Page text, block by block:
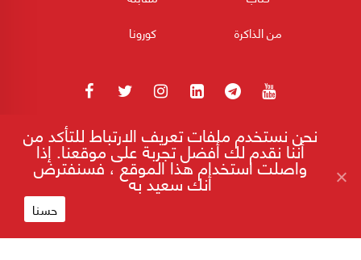
من الذاكرة
كورونا
180POST جميع الحقوق محفوظة 2026
نحن نستخدم ملفات تعريف الارتباط للتأكد من
أننا نقدم لك أفضل تجربة على موقعنا. إذا
واصلت استخدام هذا الموقع ، فسنفترض
أنك سعيد به
حسنا